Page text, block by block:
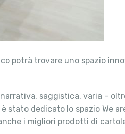
potrà trovare uno spazio
saggistica, varia –
stato dedicato lo spazio We
i migliori prodotti di